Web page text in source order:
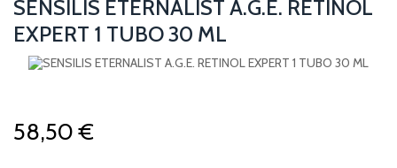
SENSILIS ETERNALIST A.G.E. RETINOL
EXPERT 1 TUBO 30 ML
58,50 €